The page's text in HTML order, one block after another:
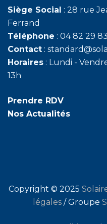
Siège Social : 28 rue
Ferrand
Téléphone : 04 82 29
Contact :
Horaires : Lundi -
13h
Prendre RDV
Nos Actualités
Copyright © 2025
légales/ Groupe